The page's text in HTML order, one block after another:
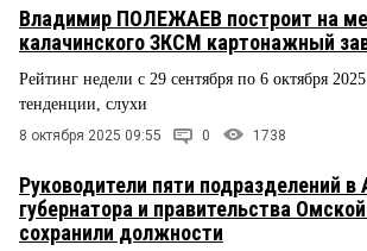
СТИЛЬ ЖИЗНИ
Владимир ПОЛЕЖАЕВ построит на
калачинского ЗКСМ картонажный
Рейтинг недели с 29 сентября по 6 октября
тенденции, слухи
8 октября 2025 09:55 0 1738
Руководители пяти подразделений в
губернатора и правительства
сохранили должности